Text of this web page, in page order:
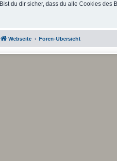
Bist du dir sicher, dass du alle Cookies des
Webseite Foren-Übersicht